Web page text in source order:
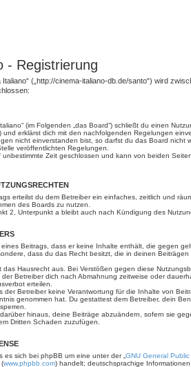
- Registrierung
Italiano“ („http://cinema-italiano-db.de/santo“) wird
(im Folgenden „das Board“) schließt du einen
und erklärst dich mit den nachfolgenden Regelungen
nicht einverstanden bist, so darfst du das Board nicht
veröffentlichten Regelungen.
unbestimmte Zeit geschlossen und kann von beiden
erteilst du dem Betreiber ein einfaches, zeitlich und
des Boards zu nutzen.
2, Unterpunkt a bleibt auch nach Kündigung des
eines Beitrags, dass er keine Inhalte enthält, die gegen
dass du das Recht besitzt, die in deinen
das Hausrecht aus. Bei Verstößen gegen diese
Betreiber dich nach Abmahnung zeitweise oder
erteilen.
der Betreiber keine Verantwortung für die Inhalte von
genommen hat. Du gestattest dem Betreiber, dein
hinaus, deine Beiträge abzuändern, sofern sie
Dritten Schaden zuzufügen.
es sich bei phpBB um eine unter der „ GNU General
(www.phpbb.com) handelt; deutschsprachige